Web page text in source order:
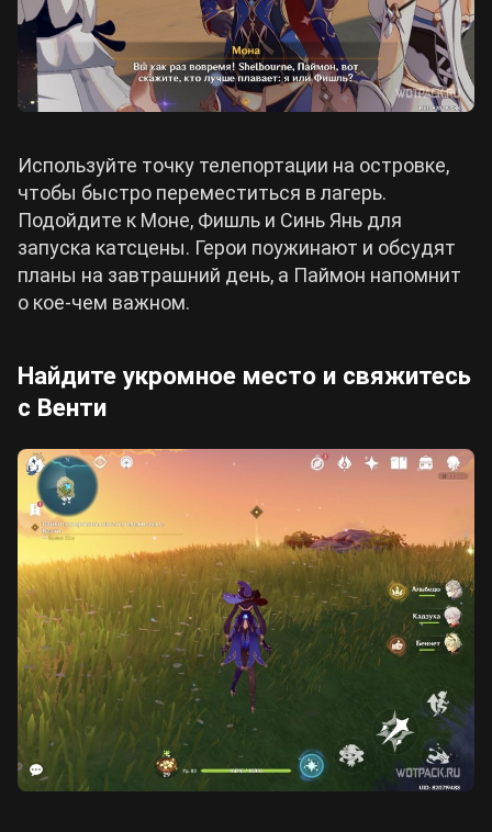
Используйте точку телепортации на островке,
чтобы быстро переместиться в лагерь.
Подойдите к Моне, Фишль и Синь Янь для
запуска катсцены. Герои поужинают и обсудят
планы на завтрашний день, а Паймон напомнит
о кое-чем важном.
Найдите укромное место и свяжитесь
с Венти